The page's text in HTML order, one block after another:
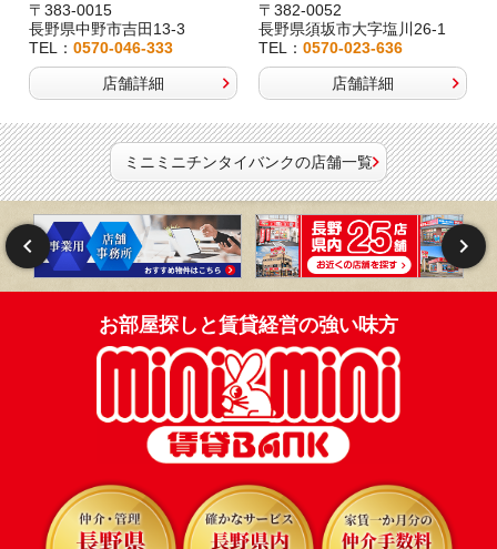
〒383-0015
長野県中野市吉田13-3
TEL： 0570-046-333
店舗詳細
〒382-0052
長野県須坂市大字塩川26-1
TEL：0570-023-636
店舗詳細
ミニミニチンタイバンクの店舗一覧
お部屋探しと賃貸経営の強い味方